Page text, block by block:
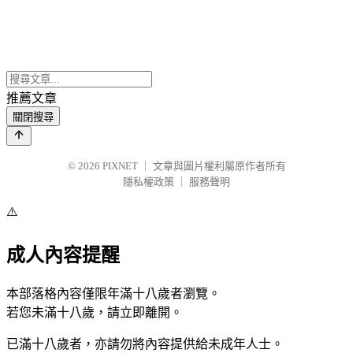
推薦文章
關閉搜尋
© 2026 PIXNET
文章與圖片權利屬原作者所有
隱私權政策
服務聲明
⚠️
成人內容提醒
本部落格內容僅限年滿十八歲者瀏覽。
若您未滿十八歲，請立即離開。
已滿十八歲者，亦請勿將內容提供給未成年人士。